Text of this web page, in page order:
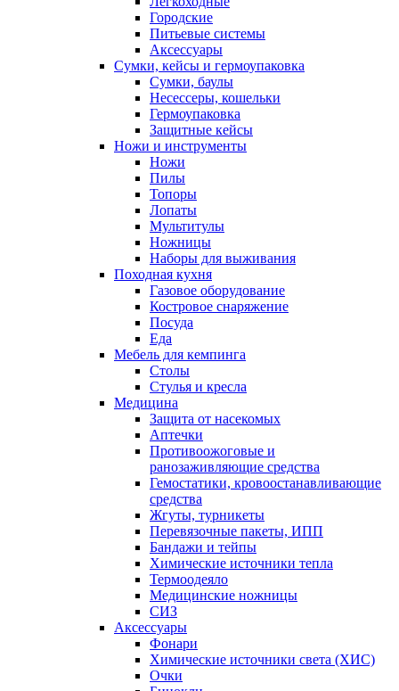
Городские
Питьевые системы
Аксессуары
Сумки, кейсы и гермоупаковка
Сумки, баулы
Несессеры, кошельки
Гермоупаковка
Защитные кейсы
Ножи и инструменты
Ножи
Пилы
Топоры
Лопаты
Мультитулы
Ножницы
Наборы для выживания
Походная кухня
Газовое оборудование
Костровое снаряжение
Посуда
Еда
Мебель для кемпинга
Столы
Стулья и кресла
Медицина
Защита от насекомых
Аптечки
Противоожоговые и
ранозаживляющие средства
Гемостатики, кровоостанавливающие
средства
Жгуты, турникеты
Перевязочные пакеты, ИПП
Бандажи и тейпы
Химические источники тепла
Термоодеяло
Медицинские ножницы
СИЗ
Аксессуары
Фонари
Химические источники света (ХИС)
Очки